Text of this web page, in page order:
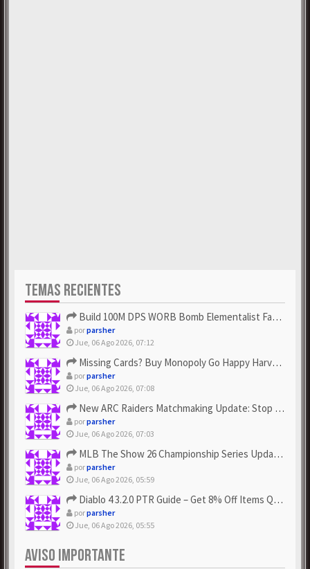
TEMAS RECIENTES
Build 100M DPS WORB Bomb Elementalist Fast - Grab POE Curren...
porparsher
Jue, 06 Ago 2026, 07:12
Missing Cards? Buy Monopoly Go Happy Harvest with Looney Tun...
porparsher
Jue, 06 Ago 2026, 07:08
New ARC Raiders Matchmaking Update: Stop Failed - Grab Bluep...
porparsher
Jue, 06 Ago 2026, 07:03
MLB The Show 26 Championship Series Update! Get Cheap & ...
porparsher
Jue, 06 Ago 2026, 05:59
Diablo 4 3.2.0 PTR Guide – Get 8% Off Items Quickly to Test ...
porparsher
Jue, 06 Ago 2026, 05:55
AVISO IMPORTANTE